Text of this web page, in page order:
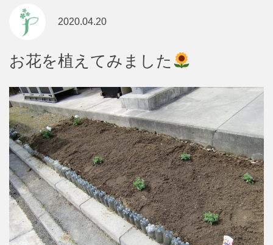
2020.04.20
お花を植えてみました